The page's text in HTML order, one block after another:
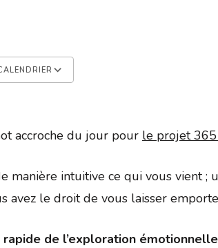
accroche du jour pour le projet
manière intuitive ce qui vous vient ;
avez le droit de vous laisser
de l’exploration